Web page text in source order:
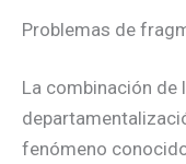
Problemas de
La combinación de
fenómeno